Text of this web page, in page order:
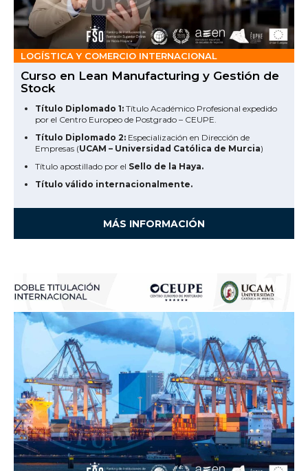
LOGÍSTICA Y COMERCIO INTERNACIONAL
Curso en Lean Manufacturing y Gestión de
Stock
Título Diplomado 1: Título Académico Profesional expedido
por el Centro Europeo de Postgrado – CEUPE.
Título Diplomado 2: Especialización en Dirección de
Empresas (UCAM – Universidad Católica de Murcia)
Título apostillado por el Sello de la Haya.
Título válido internacionalmente.
MÁS INFORMACIÓN